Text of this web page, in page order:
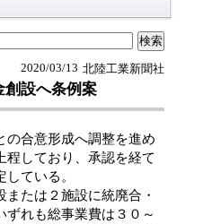
北陸工業新聞社
2020/03/13
創設へ条例案
合意形成へ調整を進め
しており、承認を経て
ている。
たは２施設に統廃合・
れも総事業費は３０～